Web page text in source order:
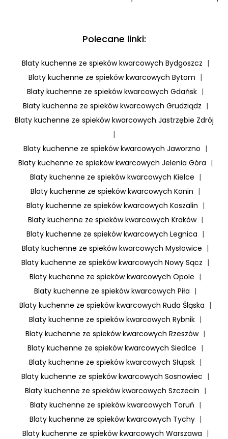
Polecane linki:
Blaty kuchenne ze spieków kwarcowych Bydgoszcz |
Blaty kuchenne ze spieków kwarcowych Bytom |
Blaty kuchenne ze spieków kwarcowych Gdańsk |
Blaty kuchenne ze spieków kwarcowych Grudziądz |
Blaty kuchenne ze spieków kwarcowych Jastrzębie Zdrój
|
Blaty kuchenne ze spieków kwarcowych Jaworzno |
Blaty kuchenne ze spieków kwarcowych Jelenia Góra |
Blaty kuchenne ze spieków kwarcowych Kielce |
Blaty kuchenne ze spieków kwarcowych Konin |
Blaty kuchenne ze spieków kwarcowych Koszalin |
Blaty kuchenne ze spieków kwarcowych Kraków |
Blaty kuchenne ze spieków kwarcowych Legnica |
Blaty kuchenne ze spieków kwarcowych Mysłowice |
Blaty kuchenne ze spieków kwarcowych Nowy Sącz |
Blaty kuchenne ze spieków kwarcowych Opole |
Blaty kuchenne ze spieków kwarcowych Piła |
Blaty kuchenne ze spieków kwarcowych Ruda Śląska |
Blaty kuchenne ze spieków kwarcowych Rybnik |
Blaty kuchenne ze spieków kwarcowych Rzeszów |
Blaty kuchenne ze spieków kwarcowych Siedlce |
Blaty kuchenne ze spieków kwarcowych Słupsk |
Blaty kuchenne ze spieków kwarcowych Sosnowiec |
Blaty kuchenne ze spieków kwarcowych Szczecin |
Blaty kuchenne ze spieków kwarcowych Toruń |
Blaty kuchenne ze spieków kwarcowych Tychy |
Blaty kuchenne ze spieków kwarcowych Warszawa |